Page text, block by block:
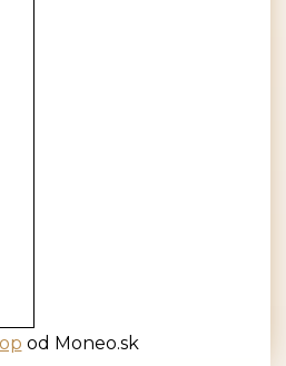
od Moneo.sk